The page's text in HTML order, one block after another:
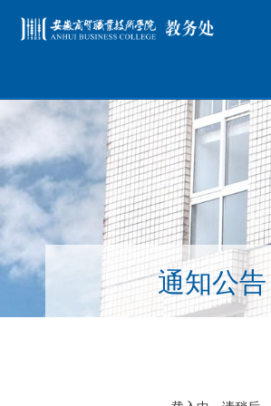
通知公告